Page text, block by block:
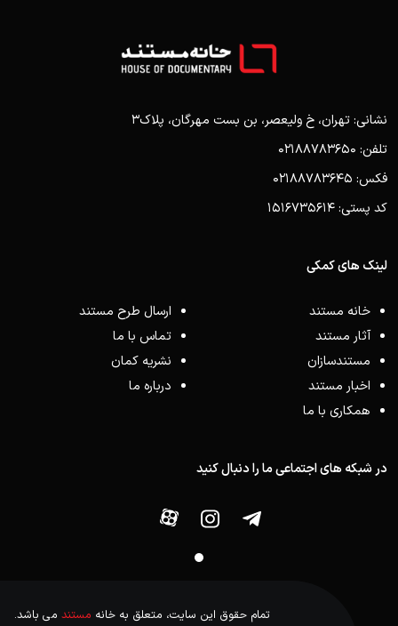
نشانی: تهران، خ ولیعصر، بن بست مهرگان، پلاک3
تلفن: 02188783650
فکس: 02188783645
کد پستی: 1516735614
لینک های کمکی
خانه مستند
آثار مستند
مستندسازان
اخبار مستند
همکاری با ما
ارسال طرح مستند
تماس با ما
نشریه کمان
درباره ما
در شبکه های اجتماعی ما را دنبال کنید
تمام حقوق این سایت، متعلق به خانه مستند می باشد.